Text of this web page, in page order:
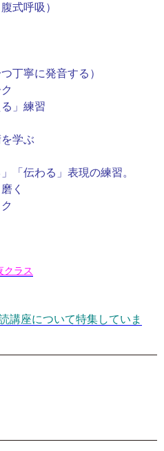
式呼吸）
丁寧に発音する）
」練習
学ぶ
「伝わる」表現の練習。
く
ラス
講座について特集していま